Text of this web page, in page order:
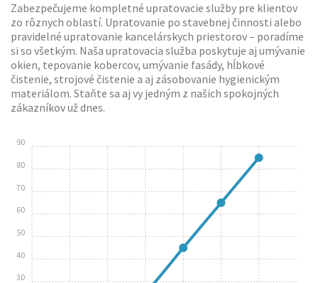
Zabezpečujeme kompletné upratovacie služby pre klientov
zo rôznych oblastí. Upratovanie po stavebnej činnosti alebo
pravidelné upratovanie kancelárskych priestorov – poradíme
si so všetkým. Naša upratovacia služba poskytuje aj umývanie
okien, tepovanie kobercov, umývanie fasády, hĺbkové
čistenie, strojové čistenie a aj zásobovanie hygienickým
materiálom. Staňte sa aj vy jedným z našich spokojných
zákazníkov už dnes.
30
40
50
60
70
80
90